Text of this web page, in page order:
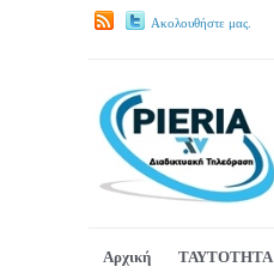
Ακολουθήστε μας.
Αρχική ΤΑΥΤΟΤΗΤΑ